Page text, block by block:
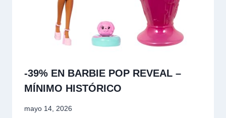
-39% EN BARBIE POP REVEAL –
MÍNIMO HISTÓRICO
mayo 14, 2026